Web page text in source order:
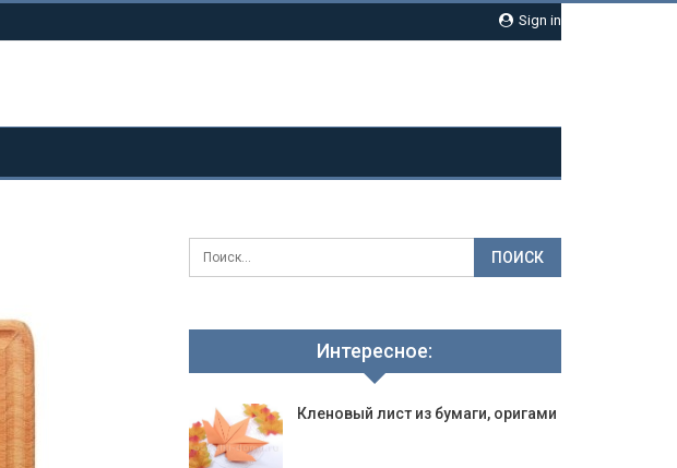
Sign in
Интересное:
Кленовый лист из бумаги, оригами